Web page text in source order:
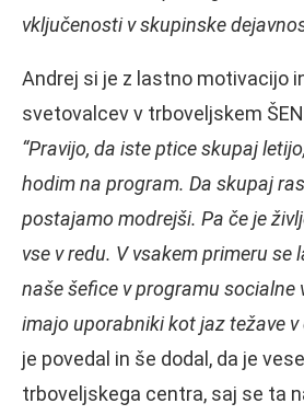
vključenosti v skupinske
Andrej si je z lastno motivacijo
svetovalcev v trboveljskem
“Pravijo, da iste ptice skupaj
hodim na program. Da skupaj
postajamo modrejši. Pa če je
vse v redu. V vsakem primeru se
naše šefice v programu socialne
imajo uporabniki kot jaz težave v
je povedal in še dodal, da je
trboveljskega centra, saj se ta